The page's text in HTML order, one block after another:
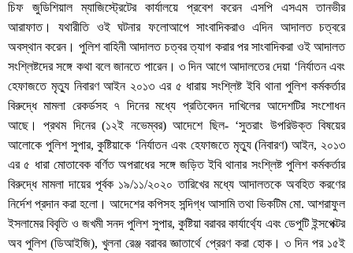
চিফ জুডিশিয়াল ম্যাজিস্ট্রেটের কার্যালয়ে প্রবেশ করেন এসপি এসএম তানভীর
আরাফাত। যথারীতি ওই ঘটনার ফলোআপে সাংবাদিকরাও এদিন আদালত চত্বরে
অবস্থান করেন। পুলিশ বাহিনী আদালত চত্বর ত্যাগ করার পর সাংবাদিকরা ওই আদালত
সংশ্লিষ্টদের সঙ্গে কথা বলে জানতে পারেন। ৩ দিন আগে আদালতের দেয়া ‘নির্যাতন এবং
হেফাজতে মৃত্যু নিবারণ আইন ২০১৩ এর ৫ ধারায় সংশ্লিষ্ট ইবি থানা পুলিশ কর্মকর্তার
বিরুদ্ধে মামলা রেকর্ডসহ ৭ দিনের মধ্যে প্রতিবেদন দাখিলের আদেশটির সংশোধন
আছে। প্রথম দিনের (১২ই নভেম্বর) আদেশে ছিল- ‘সুতরাং উপরিউক্ত বিষয়ের
আলোকে পুলিশ সুপার, কুষ্টিয়াকে ‘নির্যাতন এবং হেফাজতে মৃত্যু (নিবারণ) আইন, ২০১৩
এর ৫ ধারা মোতাবেক বর্ণিত অপরাধের সঙ্গে জড়িত ইবি থানার সংশ্লিষ্ট পুলিশ কর্মকর্তার
বিরুদ্ধে মামলা দায়ের পূর্বক ১৯/১১/২০২০ তারিখের মধ্যে আদালতকে অবহিত করণের
নির্দেশ প্রদান করা হলো। আদেশের কপিসহ সন্দিগ্ধ আসামি তথা ভিকটিম মো. আশরাফুল
ইসলামের বিবৃতি ও জখমী সনদ পুলিশ সুপার, কুষ্টিয়া বরাবর কার্যার্থ্যে এবং ডেপুটি ইন্সপেক্টর
অব পুলিশ (ডিআইজি), খুলনা রেঞ্জ বরাবর জ্ঞাতার্থে প্রেরণ করা হোক। ৩ দিন পর ১৫ই